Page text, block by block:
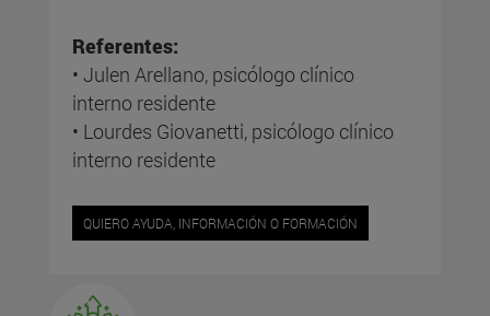
Referentes:
• Julen Arellano, psicólogo clínico
interno residente
• Lourdes Giovanetti, psicólogo clínico
interno residente
QUIERO AYUDA, INFORMACIÓN O FORMACIÓN